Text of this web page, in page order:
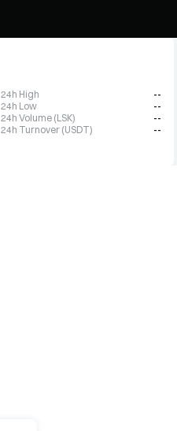
24h High
--
24h Low
--
24h Volume (LSK)
--
24h Turnover (USDT)
--